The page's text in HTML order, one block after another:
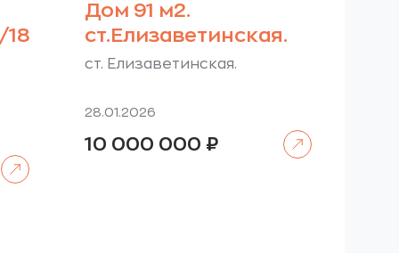
18
Дом 91 м2.
ст.Елизаветинская.
ст. Елизаветинская.
28.01.2026
10 000 000 ₽